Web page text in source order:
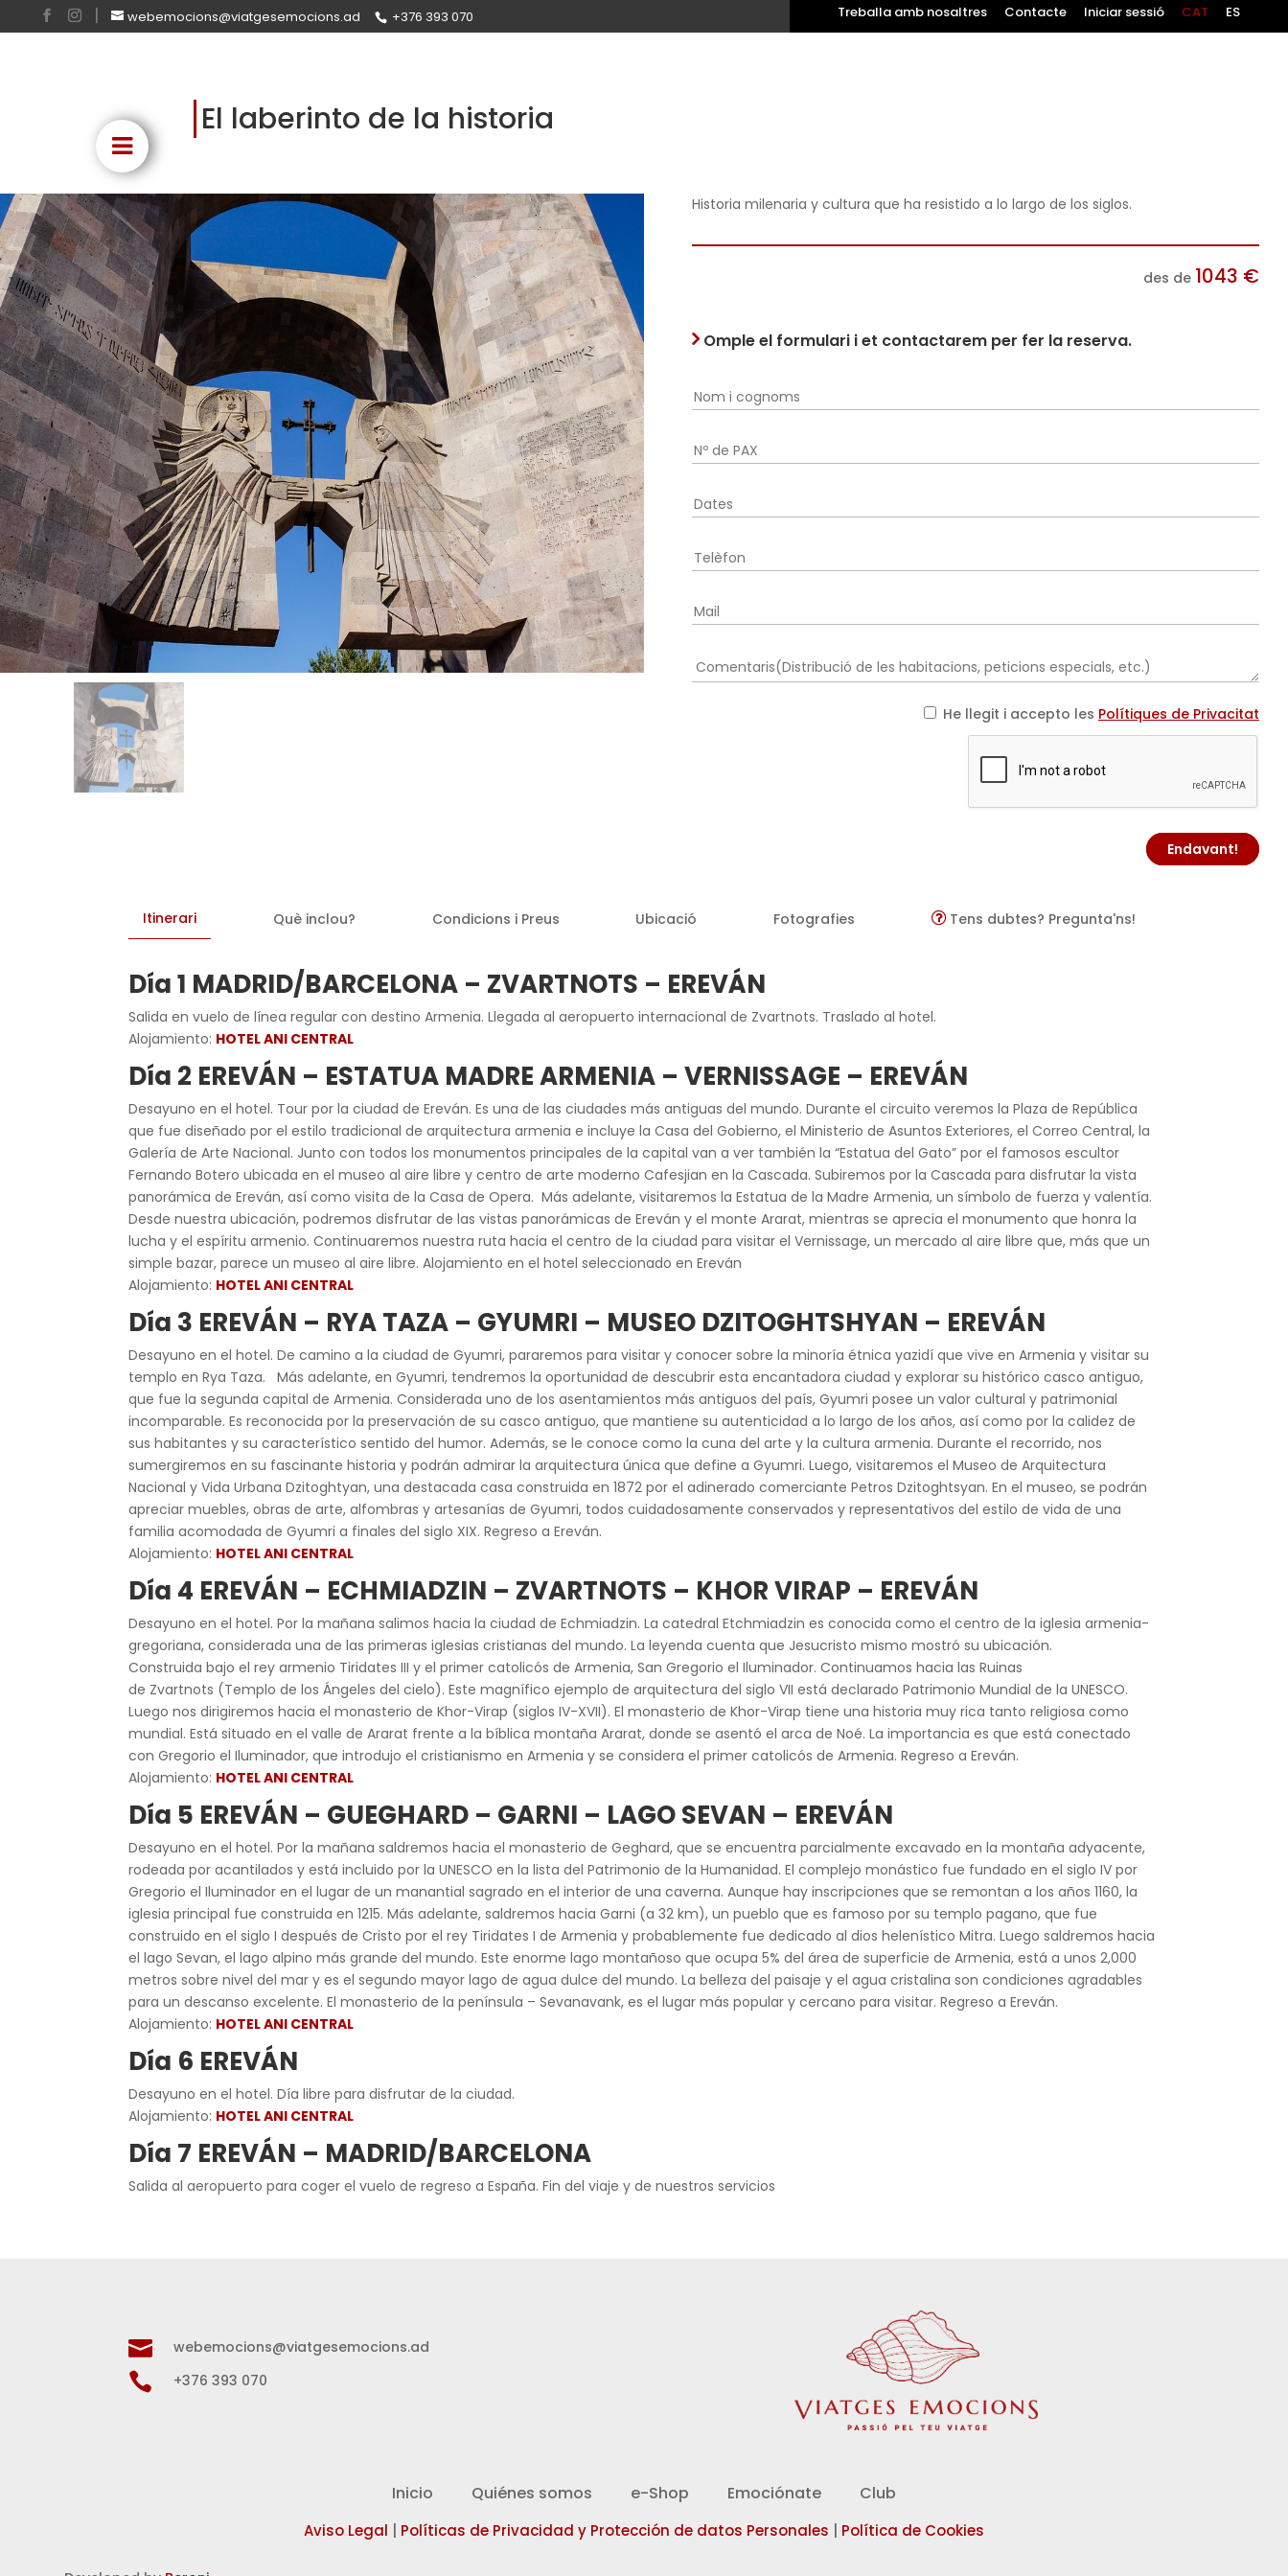
webemocions@viatgesemocions.ad +376 393 070 Treballa amb nosaltres Contacte Iniciar sessió CAT ES
El laberinto de la historia
Historia milenaria y cultura que ha resistido a lo largo de los siglos.
des de 1043 €
Omple el formulari i et contactarem per fer la reserva.
He llegit i accepto les Polítiques de Privacitat
Endavant!
Itinerari Què inclou? Condicions i Preus Ubicació Fotografies Tens dubtes? Pregunta'ns!
Día 1 MADRID/BARCELONA – ZVARTNOTS – EREVÁN
Salida en vuelo de línea regular con destino Armenia. Llegada al aeropuerto internacional de Zvartnots. Traslado al hotel.
Alojamiento: HOTEL ANI CENTRAL
Día 2 EREVÁN – ESTATUA MADRE ARMENIA – VERNISSAGE – EREVÁN
Desayuno en el hotel. Tour por la ciudad de Ereván. Es una de las ciudades más antiguas del mundo. Durante el circuito veremos la Plaza de República
que fue diseñado por el estilo tradicional de arquitectura armenia e incluye la Casa del Gobierno, el Ministerio de Asuntos Exteriores, el Correo Central, la
Galería de Arte Nacional. Junto con todos los monumentos principales de la capital van a ver también la “Estatua del Gato” por el famosos escultor
Fernando Botero ubicada en el museo al aire libre y centro de arte moderno Cafesjian en la Cascada. Subiremos por la Cascada para disfrutar la vista
panorámica de Ereván, así como visita de la Casa de Opera. Más adelante, visitaremos la Estatua de la Madre Armenia, un símbolo de fuerza y valentía.
Desde nuestra ubicación, podremos disfrutar de las vistas panorámicas de Ereván y el monte Ararat, mientras se aprecia el monumento que honra la
lucha y el espíritu armenio. Continuaremos nuestra ruta hacia el centro de la ciudad para visitar el Vernissage, un mercado al aire libre que, más que un
simple bazar, parece un museo al aire libre. Alojamiento en el hotel seleccionado en Ereván
Alojamiento: HOTEL ANI CENTRAL
Día 3 EREVÁN – RYA TAZA – GYUMRI – MUSEO DZITOGHTSHYAN – EREVÁN
Desayuno en el hotel. De camino a la ciudad de Gyumri, pararemos para visitar y conocer sobre la minoría étnica yazidí que vive en Armenia y visitar su
templo en Rya Taza. Más adelante, en Gyumri, tendremos la oportunidad de descubrir esta encantadora ciudad y explorar su histórico casco antiguo,
que fue la segunda capital de Armenia. Considerada uno de los asentamientos más antiguos del país, Gyumri posee un valor cultural y patrimonial
incomparable. Es reconocida por la preservación de su casco antiguo, que mantiene su autenticidad a lo largo de los años, así como por la calidez de
sus habitantes ysu característico sentido del humor. Además, se le conoce como la cuna del arte y la cultura armenia. Durante el recorrido, nos
sumergiremos en su fascinante historia y podrán admirar la arquitectura única que define a Gyumri. Luego, visitaremos el Museo de Arquitectura
Nacional y Vida Urbana Dzitoghtyan, una destacada casa construida en 1872 por el adinerado comerciante Petros Dzitoghtsyan. En el museo, se podrán
apreciar muebles, obras de arte, alfombras y artesanías de Gyumri, todos cuidadosamente conservados y representativos del estilo de vida de una
familia acomodada de Gyumri a finales del siglo XIX. Regreso a Ereván.
Alojamiento: HOTEL ANI CENTRAL
Día 4 EREVÁN – ECHMIADZIN – ZVARTNOTS – KHOR VIRAP – EREVÁN
Desayuno en el hotel. Por la mañana salimos hacia la ciudad de Echmiadzin. La catedral Etchmiadzin es conocida como el centro de la iglesia armenia-
gregoriana, considerada una de las primeras iglesias cristianas del mundo. La leyenda cuenta que Jesucristo mismo mostró su ubicación.
Construida bajo el rey armenio Tiridates III y el primer catolicós de Armenia, San Gregorio el Iluminador. Continuamos hacia las Ruinas
de Zvartnots (Templo de los Ángeles del cielo). Este magnífico ejemplo de arquitectura del siglo VII está declarado Patrimonio Mundial de la UNESCO.
Luego nos dirigiremos haciael monasterio de Khor-Virap (siglos IV-XVII). El monasterio de Khor-Virap tiene una historia muy rica tanto religiosa como
mundial. Está situado en el valle de Ararat frente a la bíblica montaña Ararat, donde se asentó el arca de Noé. La importancia es que está conectado
con Gregorio el Iluminador, que introdujo el cristianismo en Armenia y se considera el primer catolicós de Armenia. Regreso a Ereván.
Alojamiento: HOTEL ANI CENTRAL
Día 5 EREVÁN – GUEGHARD – GARNI – LAGO SEVAN – EREVÁN
Desayuno en el hotel. Por la mañana saldremos hacia el monasterio de Geghard, que se encuentra parcialmente excavado en la montaña adyacente,
rodeada por acantilados y está incluido por la UNESCO en la lista del Patrimonio de la Humanidad. El complejo monástico fue fundado en el siglo IV por
Gregorio el Iluminador en el lugar de un manantial sagrado en el interior de una caverna. Aunque hay inscripciones que se remontan a los años 1160, la
iglesia principal fue construida en 1215. Más adelante, saldremos hacia Garni (a 32 km), un pueblo que es famoso por su templo pagano, que fue
construido en el siglo I después de Cristo por el rey Tiridates I de Armenia y probablemente fue dedicado al dios helenístico Mitra. Luego saldremos hacia
el lago Sevan, el lago alpino más grande del mundo. Este enorme lago montañoso que ocupa 5% del área de superficie de Armenia, está a unos 2,000
metros sobre nivel del mar y es el segundo mayor lago de agua dulce del mundo. La belleza del paisaje y el agua cristalina son condiciones agradables
para un descanso excelente. El monasterio de la península – Sevanavank, es el lugar más popular y cercano para visitar. Regreso a Ereván.
Alojamiento: HOTEL ANI CENTRAL
Día 6 EREVÁN
Desayuno en el hotel. Día libre para disfrutar de la ciudad.
Alojamiento: HOTEL ANI CENTRAL
Día 7 EREVÁN – MADRID/BARCELONA
Salida al aeropuerto para coger el vuelo de regreso a España. Fin del viaje y de nuestros servicios
 webemocions@viatgesemocions.ad
 +376 393 070
Inicio Quiénes somos e-Shop Emociónate Club
Aviso Legal Políticas de Privacidad y Protección de datos Personales Política de Cookies